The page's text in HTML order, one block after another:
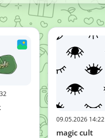
09.05.2026 14:22
magic cult